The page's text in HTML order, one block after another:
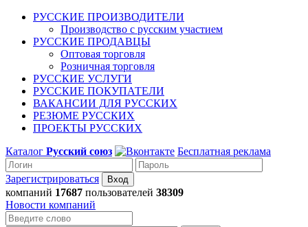
РУССКИЕ ПРОИЗВОДИТЕЛИ
Производство с русским участием
РУССКИЕ ПРОДАВЦЫ
Оптовая торговля
Розничная торговля
РУССКИЕ УСЛУГИ
РУССКИЕ ПОКУПАТЕЛИ
ВАКАНСИИ ДЛЯ РУССКИХ
РЕЗЮМЕ РУССКИХ
ПРОЕКТЫ РУССКИХ
Каталог Русский союз Бесплатная реклама
Зарегистрироваться
компаний 17687 пользователей 38309
Новости компаний